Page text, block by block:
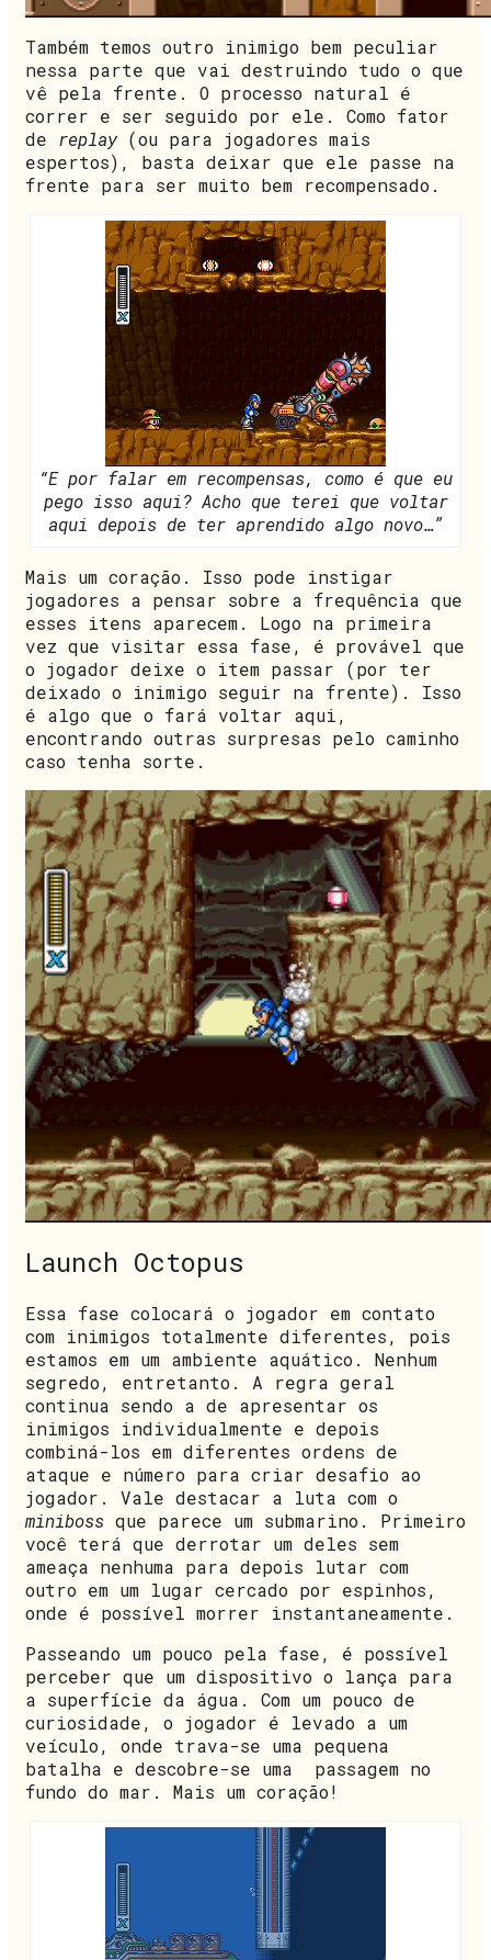
Também temos outro inimigo bem peculiar
nessa parte que vai destruindo tudo o que
vê pela frente. O processo natural é
correr e ser seguido por ele. Como fator
de replay (ou para jogadores mais
espertos), basta deixar que ele passe na
frente para ser muito bem recompensado.
“E por falar em recompensas, como é que eu
pego isso aqui? Acho que terei que voltar
aqui depois de ter aprendido algo novo…”
Mais um coração. Isso pode instigar
jogadores a pensar sobre a frequência que
esses itens aparecem. Logo na primeira
vez que visitar essa fase, é provável que
o jogador deixe o item passar (por ter
deixado o inimigo seguir na frente). Isso
é algo que o fará voltar aqui,
encontrando outras surpresas pelo caminho
caso tenha sorte.
Launch Octopus
Essa fase colocará o jogador em contato
com inimigos totalmente diferentes, pois
estamos em um ambiente aquático. Nenhum
segredo, entretanto. A regra geral
continua sendo a de apresentar os
inimigos individualmente e depois
combiná-los em diferentes ordens de
ataque e número para criar desafio ao
jogador. Vale destacar a luta com o
miniboss que parece um submarino. Primeiro
você terá que derrotar um deles sem
ameaça nenhuma para depois lutar com
outro em um lugar cercado por espinhos,
onde é possível morrer instantaneamente.
Passeando um pouco pela fase, é possível
perceber que um dispositivo o lança para
a superfície da água. Com um pouco de
curiosidade, o jogador é levado a um
veículo, onde trava-se uma pequena
batalha e descobre-se uma passagem no
fundo do mar. Mais um coração!